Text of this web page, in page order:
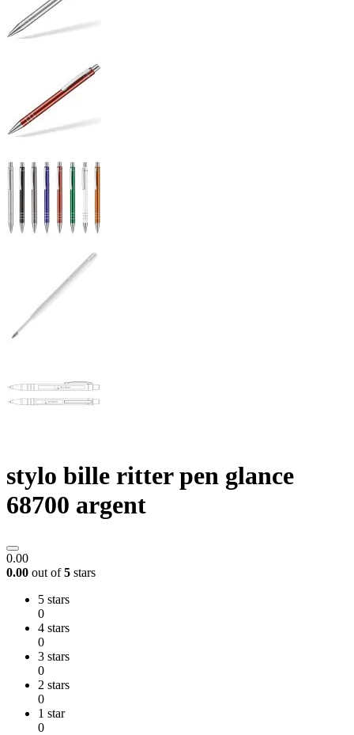
stylo bille ritter pen glance
68700 argent
0.00
0.00 out of5 stars
5 stars
0
4 stars
0
3 stars
0
2 stars
0
1 star
0